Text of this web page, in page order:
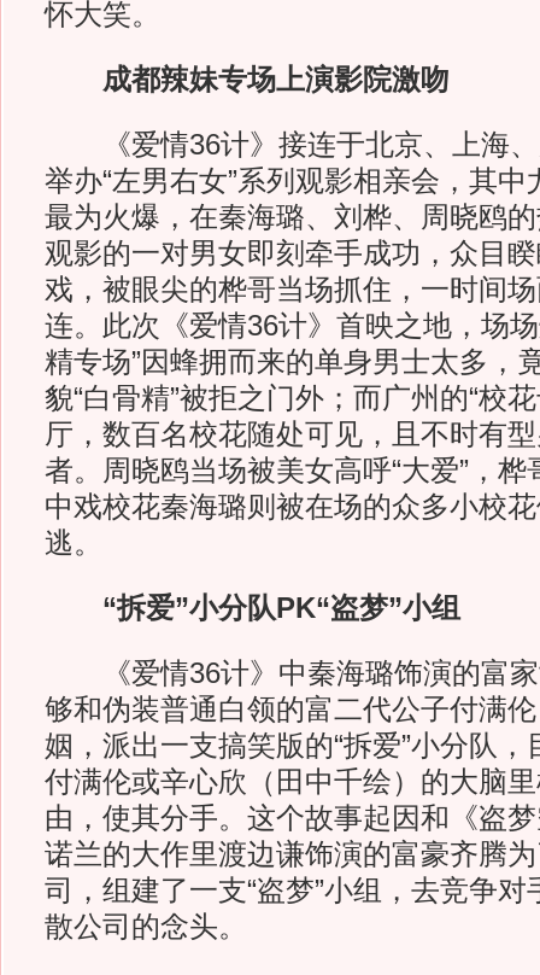
怀大笑。
成都辣妹专场上演影院激吻
《爱情36计》接连于北京、上海、
举办“左男右女”系列观影相亲会，其
最为火爆，在秦海璐、刘桦、周晓鸥
观影的一对男女即刻牵手成功，众目
戏，被眼尖的桦哥当场抓住，一时间
连。此次《爱情36计》首映之地，场
精专场”因蜂拥而来的单身男士太多，
貌“白骨精”被拒之门外；而广州的“校
厅，数百名校花随处可见，且不时有
者。周晓鸥当场被美女高呼“大爱”，
中戏校花秦海璐则被在场的众多小校花
逃。
“拆爱”小分队PK“盗梦”小组
《爱情36计》中秦海璐饰演的富家
够和伪装普通白领的富二代公子付满
姻，派出一支搞笑版的“拆爱”小分队
付满伦或辛心欣（田中千绘）的大脑
由，使其分手。这个故事起因和《盗
诺兰的大作里渡边谦饰演的富豪齐腾
司，组建了一支“盗梦”小组，去竞争
散公司的念头。